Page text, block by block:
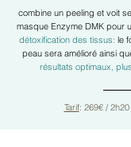
combine un peeling et voit
masque Enzyme DMK pour
détoxification des tissus: le
peau sera amélioré ainsi
résultats optimaux,
Tarif: 269€ /